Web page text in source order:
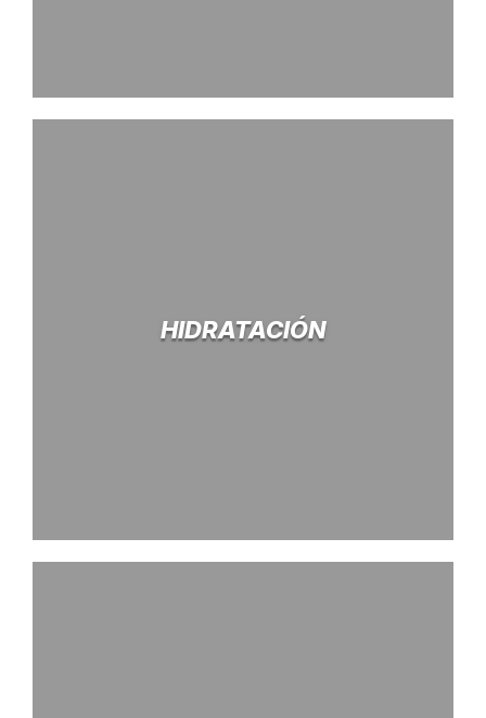
HIDRATACIÓN